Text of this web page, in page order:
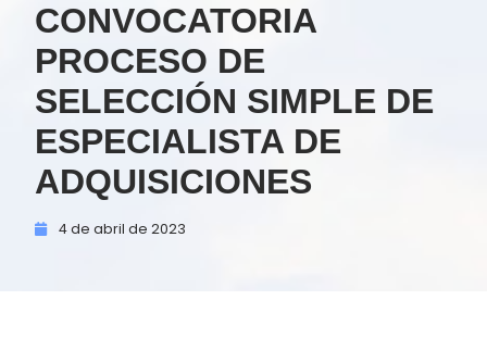
CONVOCATORIA
PROCESO DE
SELECCIÓN SIMPLE DE
ESPECIALISTA DE
ADQUISICIONES
4 de abril de 2023